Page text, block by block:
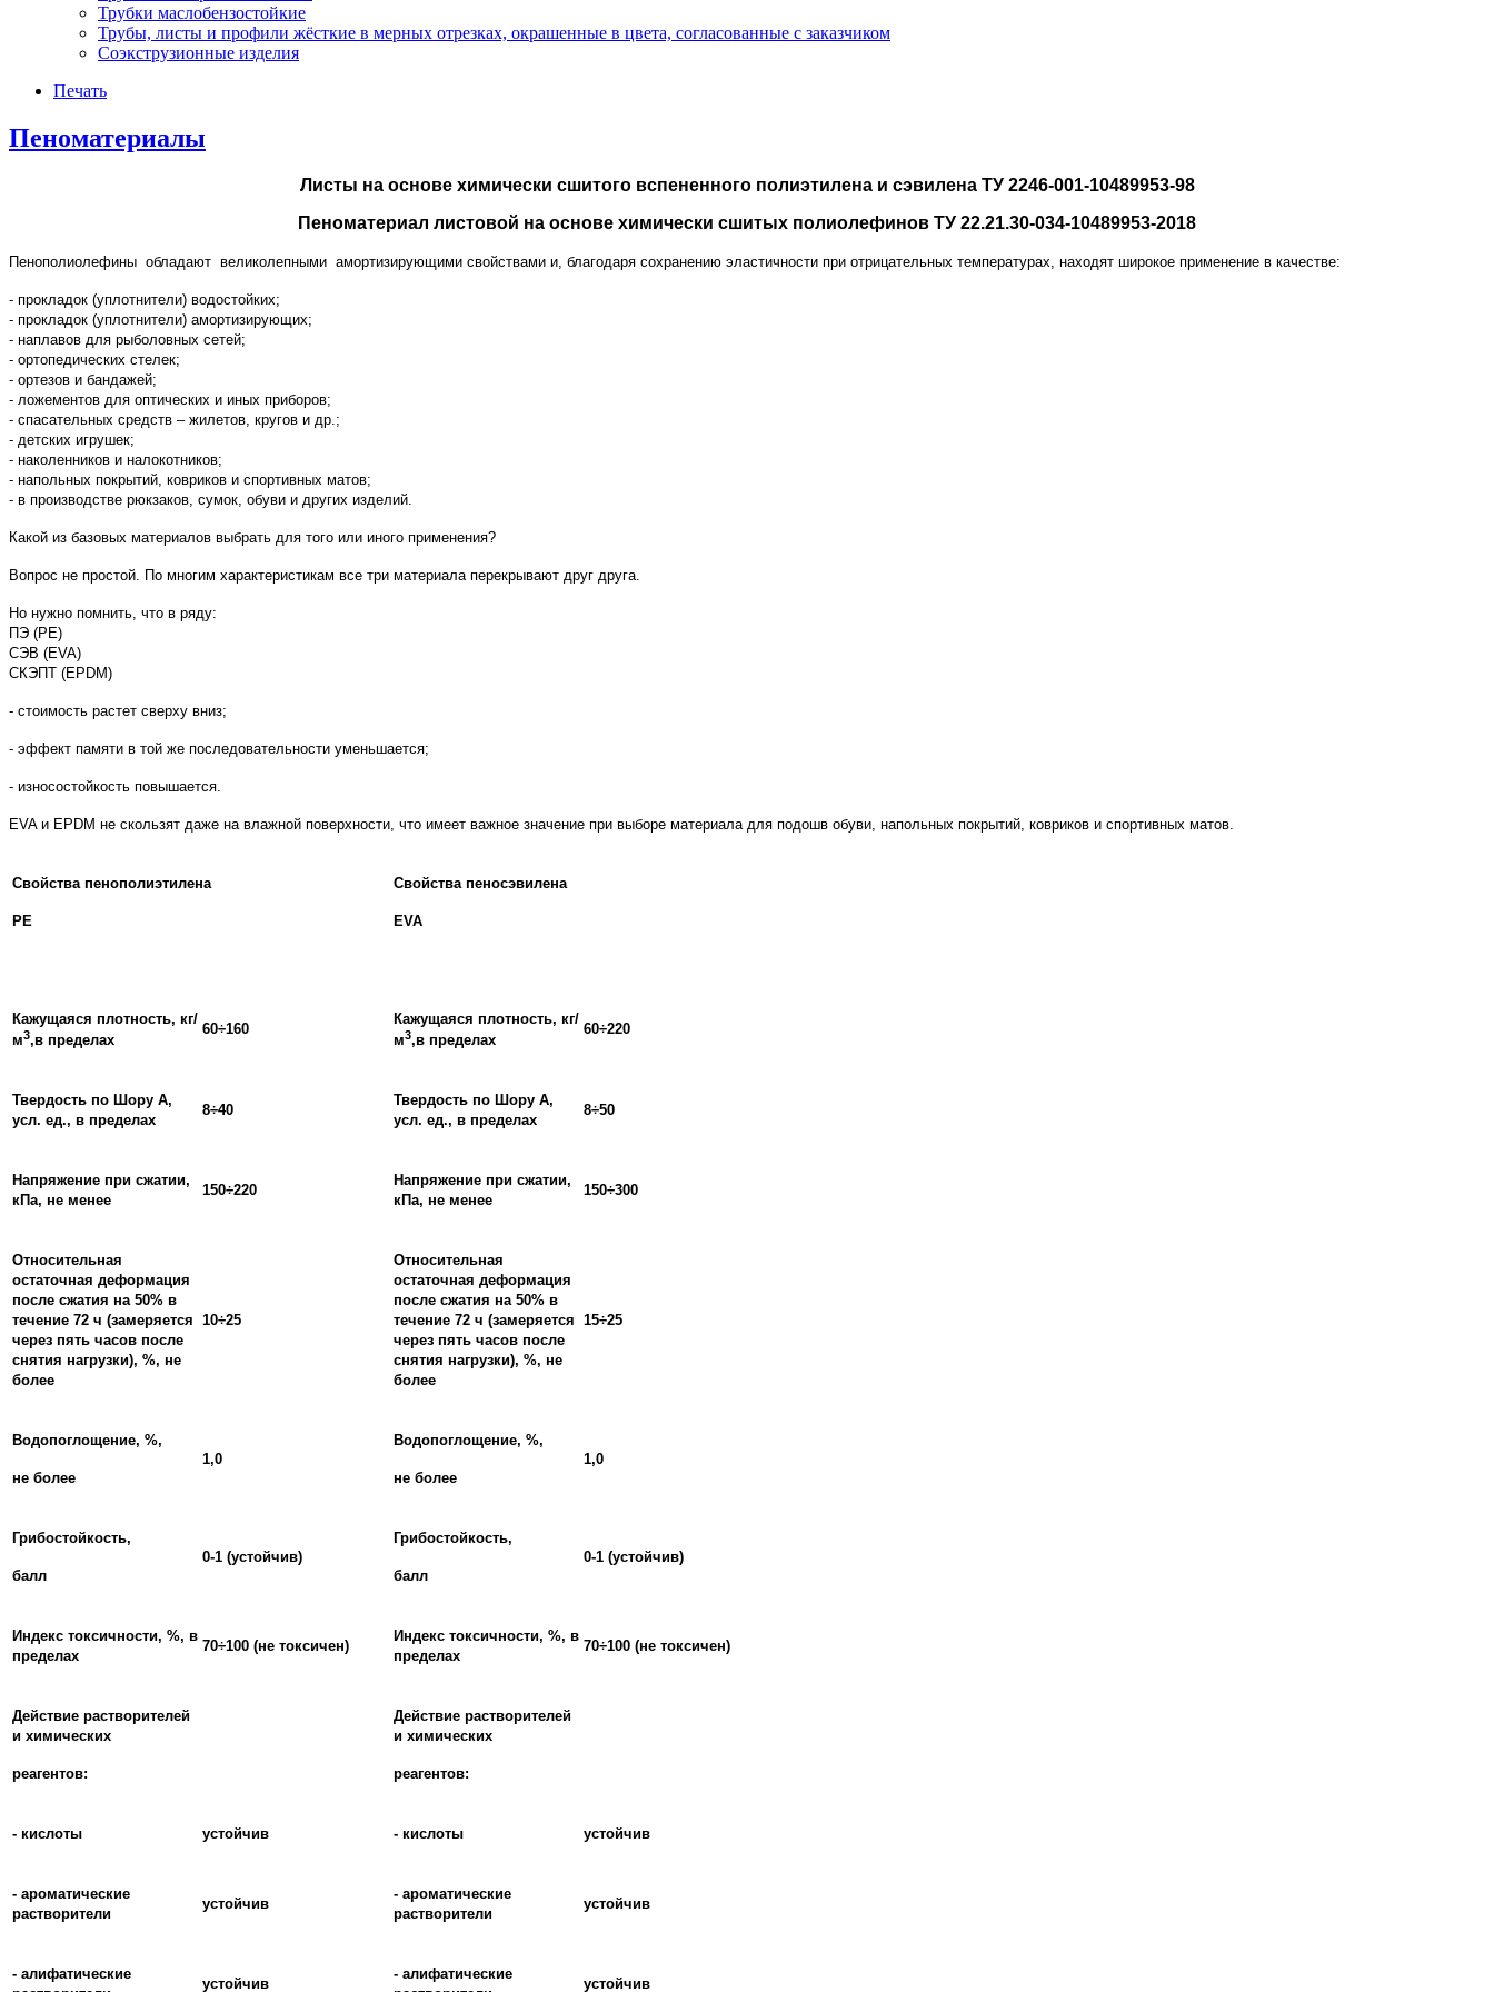
Трубки маслобензостойкие
Трубы, листы и профили жёсткие в мерных отрезках, окрашенные в цвета, согласованные с заказчиком
Соэкструзионные изделия
Печать
Пеноматериалы
Листы на основе химически сшитого вспененного полиэтилена и сэвилена ТУ 2246-001-10489953-98
Пеноматериал листовой на основе химически сшитых полиолефинов ТУ 22.21.30-034-10489953-2018
Пенополиолефины обладают великолепными амортизирующими свойствами и, благодаря сохранению эластичности при отрицательных температурах, находят широкое применение в качестве:
- прокладок (уплотнители) водостойких;
- прокладок (уплотнители) амортизирующих;
- наплавов для рыболовных сетей;
- ортопедических стелек;
- ортезов и бандажей;
- ложементов для оптических и иных приборов;
- спасательных средств – жилетов, кругов и др.;
- детских игрушек;
- наколенников и налокотников;
- напольных покрытий, ковриков и спортивных матов;
- в производстве рюкзаков, сумок, обуви и других изделий.
Какой из базовых материалов выбрать для того или иного применения?
Вопрос не простой. По многим характеристикам все три материала перекрывают друг друга.
Но нужно помнить, что в ряду:
ПЭ (РЕ)
СЭВ (EVA)
СКЭПТ (EPDM)
- стоимость растет сверху вниз;
- эффект памяти в той же последовательности уменьшается;
- износостойкость повышается.
EVA и EPDM не скользят даже на влажной поверхности, что имеет важное значение при выборе материала для подошв обуви, напольных покрытий, ковриков и спортивных матов.
Свойства пенополиэтилена
РЕ
Свойства пеносэвилена
EVA
Кажущаяся плотность, кг/
м3,в пределах
60÷160
Кажущаяся плотность, кг/
м3,в пределах
60÷220
Твердость по Шору А,
усл. ед., в пределах
8÷40
Твердость по Шору А,
усл. ед., в пределах
8÷50
Напряжение при сжатии,
кПа, не менее
150÷220
Напряжение при сжатии,
кПа, не менее
150÷300
Относительная
остаточная деформация
после сжатия на 50% в
течение 72 ч (замеряется
через пять часов после
снятия нагрузки), %, не
более
10÷25
Относительная
остаточная деформация
после сжатия на 50% в
течение 72 ч (замеряется
через пять часов после
снятия нагрузки), %, не
более
15÷25
Водопоглощение, %,
не более
1,0
Водопоглощение, %,
не более
1,0
Грибостойкость,
балл
0-1 (устойчив)
Грибостойкость,
балл
0-1 (устойчив)
Индекс токсичности, %, в
пределах
70÷100 (не токсичен)
Индекс токсичности, %, в
пределах
70÷100 (не токсичен)
Действие растворителей
и химических
реагентов:
Действие растворителей
и химических
реагентов:
- кислоты устойчив - кислоты устойчив
- ароматические
растворители
устойчив
- ароматические
растворители
устойчив
- алифатические
устойчив
- алифатические
устойчив